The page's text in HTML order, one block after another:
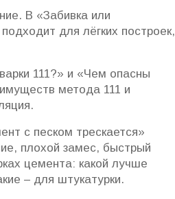
В «Забивка или
для лёгких
111?» и «Чем опасны
метода 111 и
с песком трескается»
плохой замес, быстрый
цемента: какой лучше
– для штукатурки.